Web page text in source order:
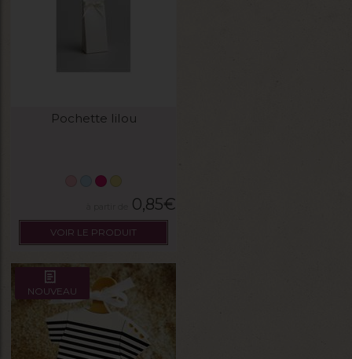
Pochette lilou
0,85€
VOIR LE PRODUIT
NOUVEAU